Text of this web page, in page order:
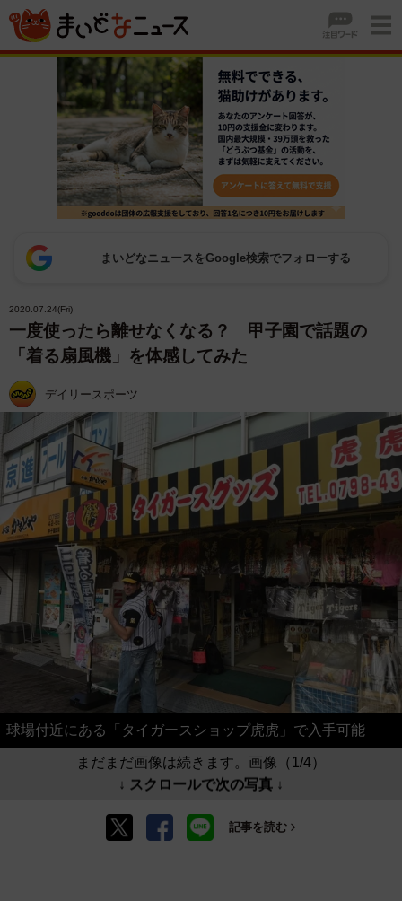
まいどなニュースをGoogle検索でフォローする
2020.07.24(Fri)
一度使ったら離せなくなる？ 甲子園で話題の
「着る扇風機」を体感してみた
デイリースポーツ
球場付近にある「タイガースショップ虎虎」で入手可能
まだまだ画像は続きます。画像（1/4）
↓ スクロールで次の写真 ↓
記事を読む